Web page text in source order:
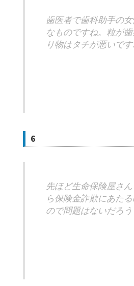
歯医者で歯科助手の
なものですね。粒が
り物はタチが悪いで
6
先ほど生命保険屋さ
ら保険金詐欺にあた
ので問題はないだろ